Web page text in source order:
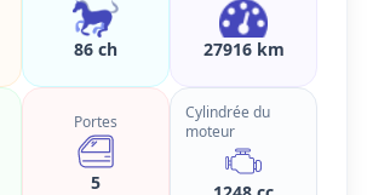
86 ch 27916 km
Portes
5
Cylindrée du
moteur